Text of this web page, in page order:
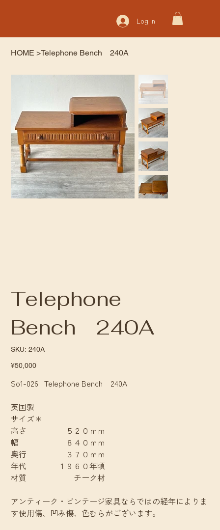
Log In
HOME >Telephone Bench 240A
Telephone
Bench 240A
SKU: SKU
240A
240A
Price
¥50,000
So1-026 Telephone Bench 240A
英国製
サイズ＊
高さ ５２０ｍｍ
幅 ８４０ｍｍ
奥行 ３７０ｍｍ
年代 １９６０年頃
材質 チーク材
アンティーク・ビンテージ家具ならではの経年によりま
す使用傷、凹み傷、色むらがございます。